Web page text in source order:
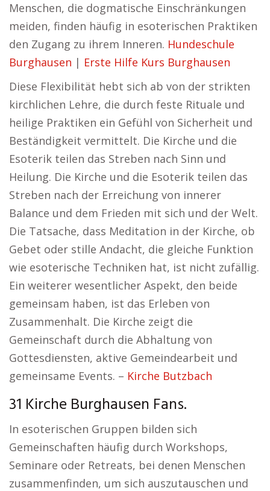
Menschen, die dogmatische Einschränkungen
meiden, finden häufig in esoterischen Praktiken
den Zugang zu ihrem Inneren. Hundeschule
Burghausen | Erste Hilfe Kurs Burghausen
Diese Flexibilität hebt sich ab von der strikten
kirchlichen Lehre, die durch feste Rituale und
heilige Praktiken ein Gefühl von Sicherheit und
Beständigkeit vermittelt. Die Kirche und die
Esoterik teilen das Streben nach Sinn und
Heilung. Die Kirche und die Esoterik teilen das
Streben nach der Erreichung von innerer
Balance und dem Frieden mit sich und der Welt.
Die Tatsache, dass Meditation in der Kirche, ob
Gebet oder stille Andacht, die gleiche Funktion
wie esoterische Techniken hat, ist nicht zufällig.
Ein weiterer wesentlicher Aspekt, den beide
gemeinsam haben, ist das Erleben von
Zusammenhalt. Die Kirche zeigt die
Gemeinschaft durch die Abhaltung von
Gottesdiensten, aktive Gemeindearbeit und
gemeinsame Events. – Kirche Butzbach
31 Kirche Burghausen Fans.
In esoterischen Gruppen bilden sich
Gemeinschaften häufig durch Workshops,
Seminare oder Retreats, bei denen Menschen
zusammenfinden, um sich auszutauschen und